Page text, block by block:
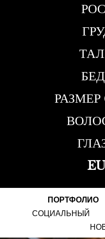
EU
ПОРТФОЛИО
СОЦИАЛЬНЫЙ